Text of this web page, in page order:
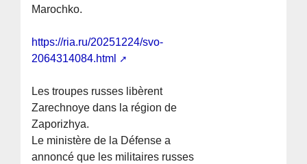
Marochko.
https://ria.ru/20251224/svo-
2064314084.html
Les troupes russes libèrent
Zarechnoye dans la région de
Zaporizhya.
Le ministère de la Défense a
annoncé que les militaires russes